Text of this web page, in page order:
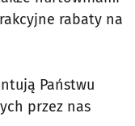
rabaty na
Państwu
przez nas